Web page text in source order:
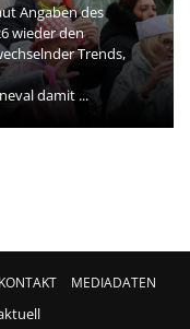
Angaben des
wieder den
Trends,
damit ...
KONTAKT MEDIADATEN